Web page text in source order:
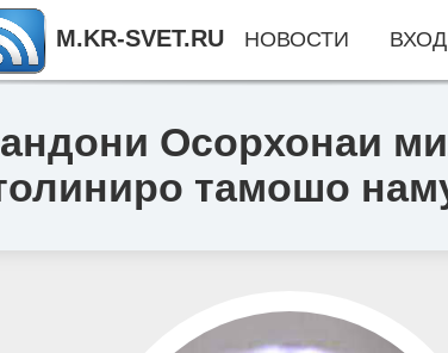
Осорхонаи
тамошо
M.KR-SVET.RU НОВОСТИ ВХОД